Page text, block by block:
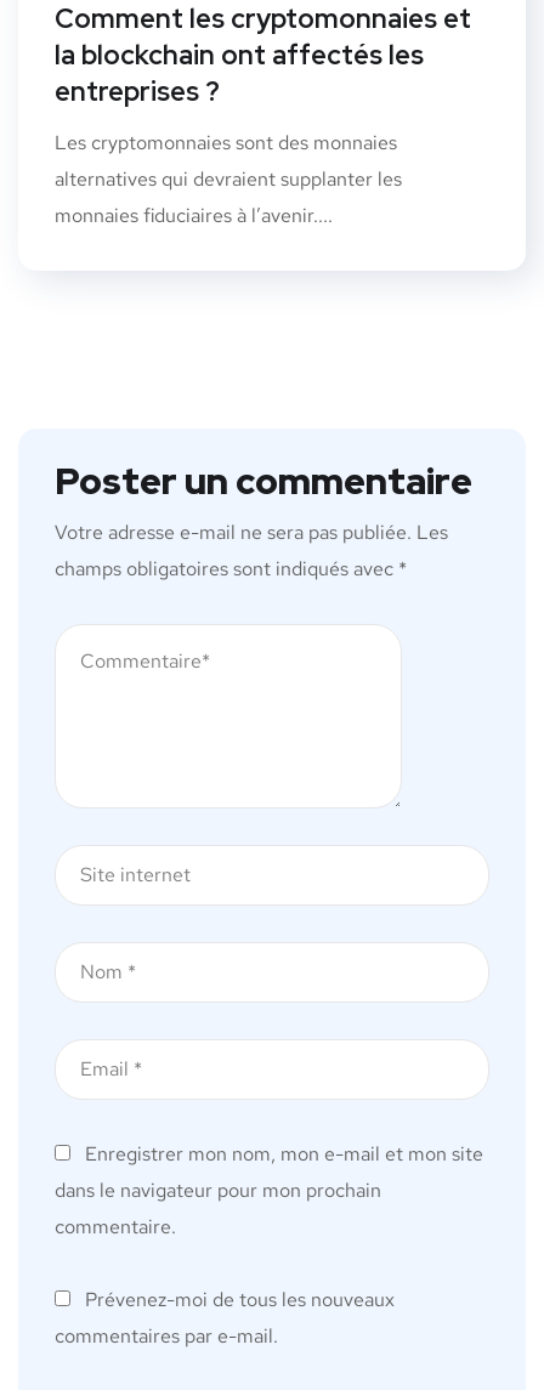
Comment les cryptomonnaies et
la blockchain ont affectés les
entreprises ?
Les cryptomonnaies sont des monnaies
alternatives qui devraient supplanter les
monnaies fiduciaires à l’avenir....
Poster un commentaire
Votre adresse e-mail ne sera pas publiée. Les
champs obligatoires sont indiqués avec *
Enregistrer mon nom, mon e-mail et mon site
dans le navigateur pour mon prochain
commentaire.
Prévenez-moi de tous les nouveaux
commentaires par e-mail.